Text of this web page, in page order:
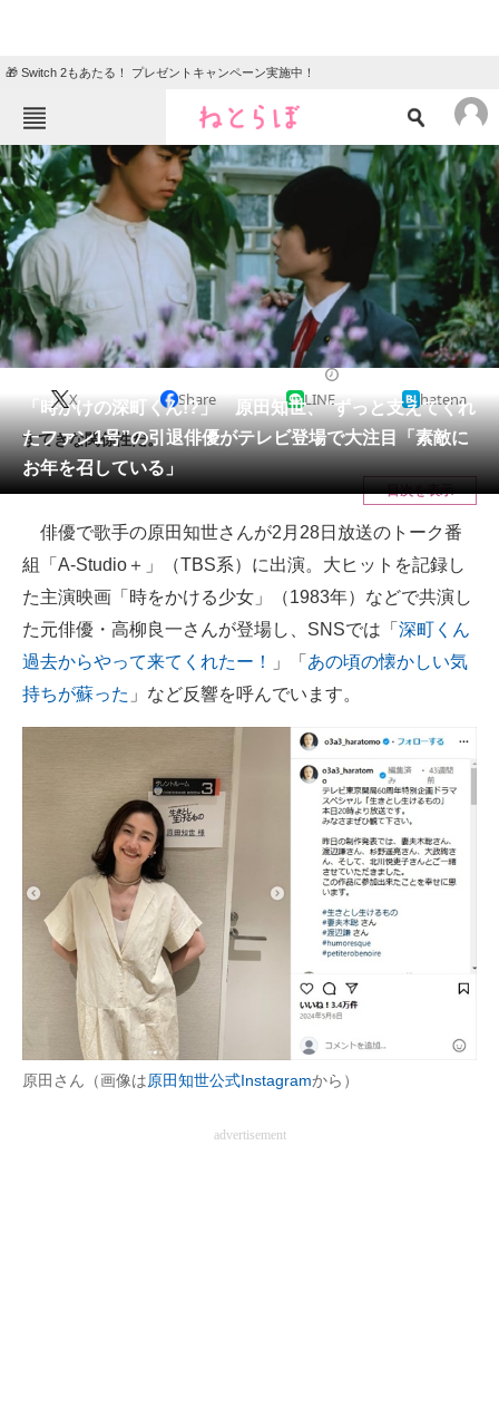
🎁 Switch 2もあたる！ プレゼントキャンペーン実施中！
ねとらぼメニュー
TOP ニュース
エンタメ クイズ
グルメ 地域
住まい 教育・育児
動物 リサーチ
会員記事
メディア
注目記事を集めた総合ページ
スマホと通信の最新トレンド
進化するPCとデバイスの未来
好きが集まる 比べて選べる
AI活用のいまが分かる
企業ITのトレンドを詳説
経営リーダーのコミュニティ
マーケ×ITの今がよく分かる
ITエンジニア向け専門サイト
企業向けIT製品の総合サイト
IT製品の技術・比較・事例
「時かけの深町くん!?」 原田知世、“ずっと支えてくれ
たファン1号”の引退俳優がテレビ登場で大注目「素敵に
お年を召している」
X Share LINE hatena
すてきな関係性だ。
目次を表示
俳優で歌手の原田知世さんが2月28日放送のトーク番
組「A-Studio＋」（TBS系）に出演。大ヒットを記録し
た主演映画「時をかける少女」（1983年）などで共演し
た元俳優・高柳良一さんが登場し、SNSでは「 深町くん
過去からやって来てくれたー！
」「 あの頃の懐かしい気
持ちが蘇った 」など反響を呼んでいます。
原田さん（画像は原田知世公式Instagramから）
advertisement